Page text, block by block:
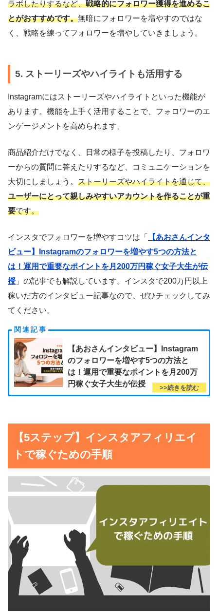
ラボしたりするなど、戦略的にフォロワー獲得を進めるこ
とがおすすめです。無暗にフォロワーを増やすのではな
く、戦略を練ってフォロワーを増やしていきましょう。
5. ストーリーズやハイライトも活用する
Instagramにはストーリーズやハイライトといった機能が
あります。機能を上手く活用することで、フォロワーのエ
ンゲージメントを高められます。
商品紹介だけでなく、日常の様子を投稿したり、フォロワ
ーからの質問に答えたりするなど、コミュニケーションを
大切にしましょう。 ストーリーズやハイライトを通じて、
ユーザーにとって親しみやすいアカウントを作ることが重
要です。
インスタでフォロワーを増やすコツは「
【あおさんインタ
ビュー】Instagramのフォロワーを増やす5つの方法と
は！運用で重要なポイントを月200万円稼ぐ女子大生が伝
授 」の記事でも解説しています。インスタで200万円以上
稼いだ方のインタビュー記事なので、ぜひチェックしてみ
てください。
【あおさんインタビュー】Instagram
のフォロワーを増やす5つの方法と
は！運用で重要なポイントを月200万
円稼ぐ女子大生が伝授
【5ステップ】インスタアフィリエイ
トで稼ぐための手順